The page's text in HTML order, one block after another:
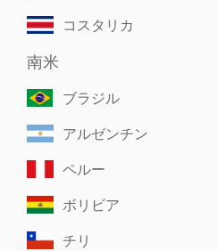
コスタリカ
南米
ブラジル
アルゼンチン
ペルー
ボリビア
チリ